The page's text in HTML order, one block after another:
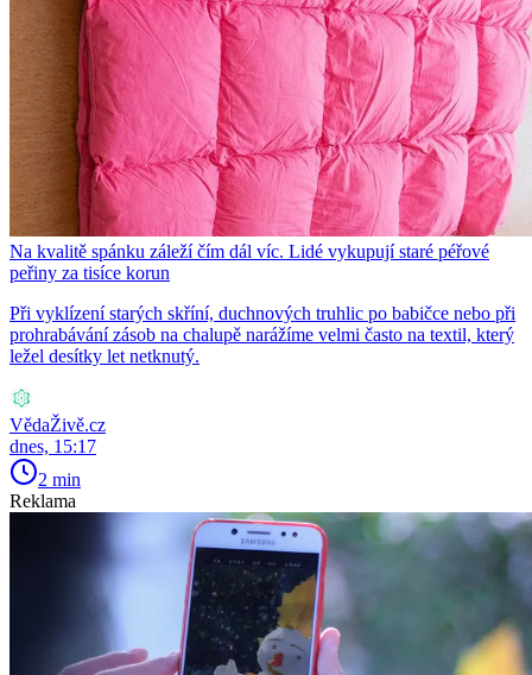
Na kvalitě spánku záleží čím dál víc. Lidé vykupují staré péřové
peřiny za tisíce korun
Při vyklízení starých skříní, duchnových truhlic po babičce nebo při
prohrabávání zásob na chalupě narážíme velmi často na textil, který
ležel desítky let netknutý.
VědaŽivě.cz
dnes, 15:17
2 min
Reklama